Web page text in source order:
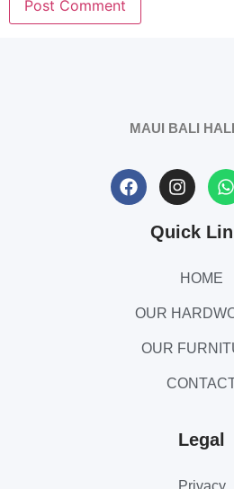
MAUI BALI
Quick
HOME
OUR
OUR
Legal